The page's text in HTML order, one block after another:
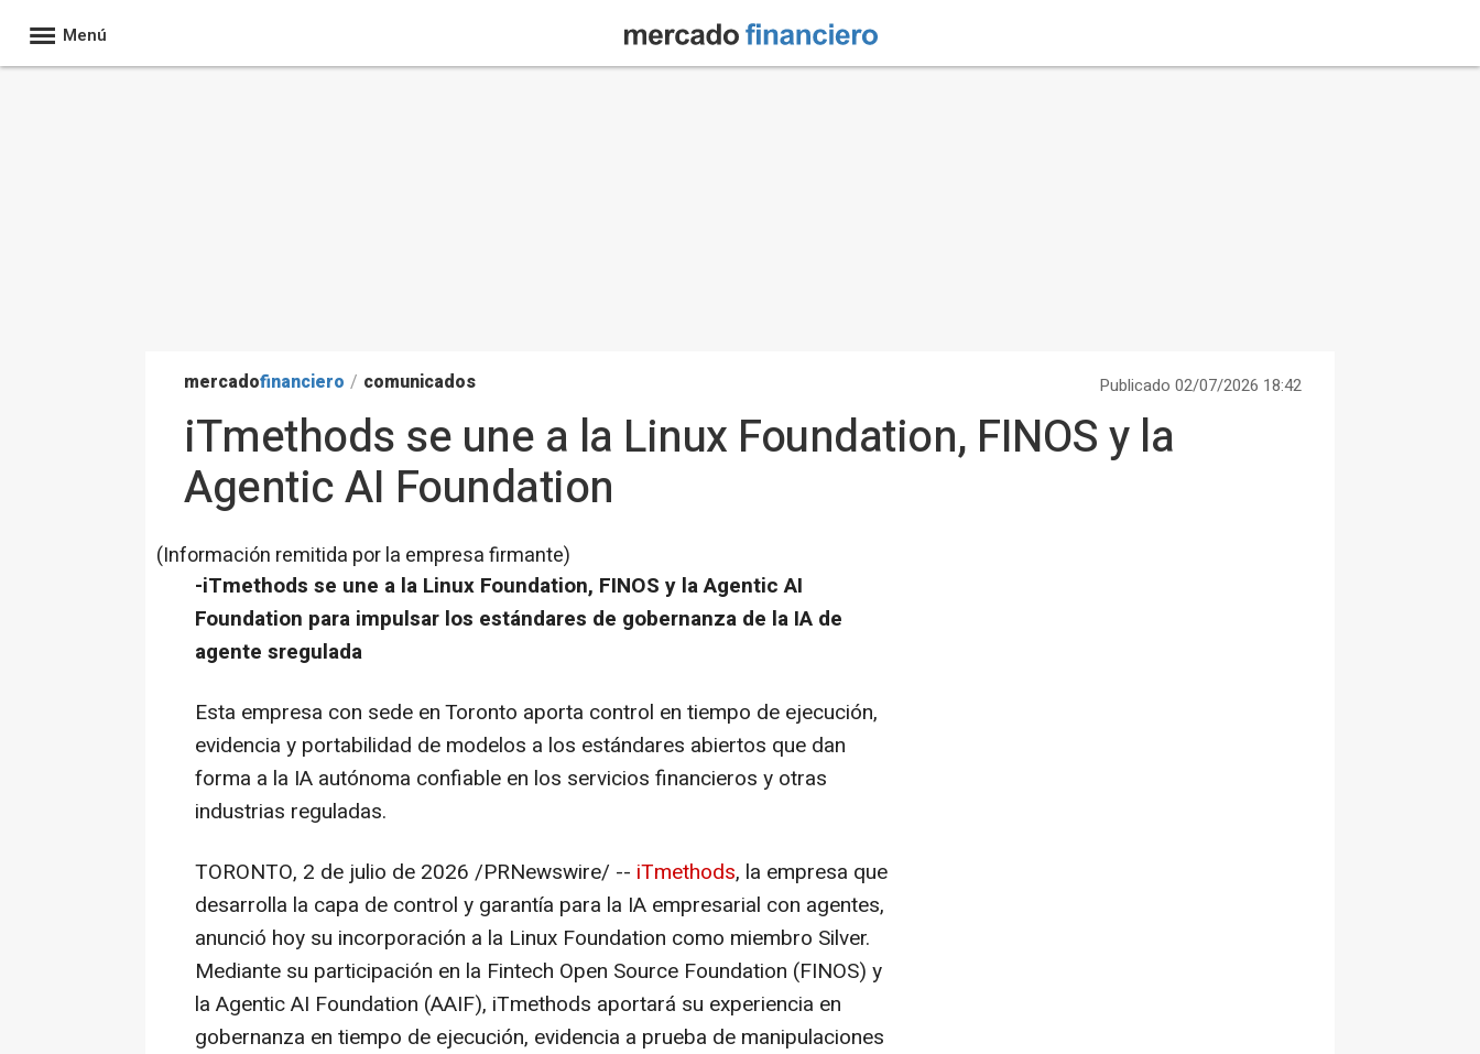
Menú
mercadofinanciero / comunicados Publicado 02/07/2026 18:42
iTmethods se une a la Linux Foundation, FINOS y la
Agentic AI Foundation
(Información remitida por la empresa firmante)
-iTmethods se une a la Linux Foundation, FINOS y la Agentic AI
Foundation para impulsar los estándares de gobernanza de la IA de
agente sregulada
Esta empresa con sede en Toronto aporta control en tiempo de ejecución,
evidencia y portabilidad de modelos a los estándares abiertos que dan
forma a la IA autónoma confiable en los servicios financieros y otras
industrias reguladas.
TORONTO, 2 de julio de 2026 /PRNewswire/ -- iTmethods, la empresa que
desarrolla la capa de control y garantía para la IA empresarial con agentes,
anunció hoy su incorporación a la Linux Foundation como miembro Silver.
Mediante su participación en la Fintech Open Source Foundation (FINOS) y
la Agentic AI Foundation (AAIF), iTmethods aportará su experiencia en
gobernanza en tiempo de ejecución, evidencia a prueba de manipulaciones